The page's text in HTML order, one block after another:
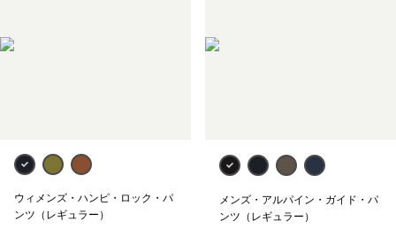
絞り込み
絞り込み
気象条件
ウィメンズ・ハンピ・ロック・パ
ンツ（レギュラー）
メンズ・アルパイン・ガイド・パ
ンツ（レギュラー）